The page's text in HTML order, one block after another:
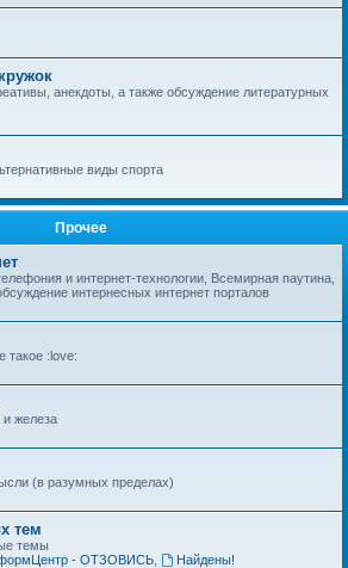
анекдоты, а также обсуждение литературных
виды спорта
Прочее
и интернет-технологии, Всемирная паутина,
интернесных интернет порталов
такое :love:
железа
(в разумных пределах)
тем
темы
- ОТЗОВИСЬ,
Найдены!